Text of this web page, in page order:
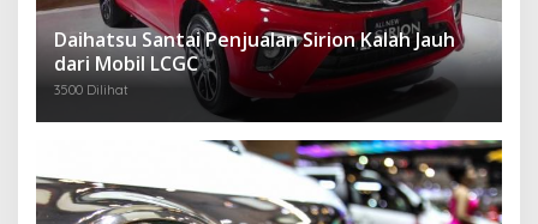
Daihatsu Santai Penjualan Sirion Kalah Jauh
dari Mobil LCGC
3500 Dilihat